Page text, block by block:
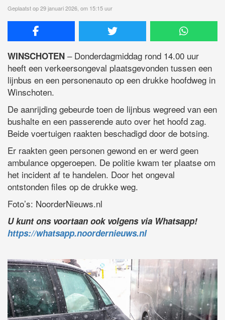
Geplaatst op 29 januari 2026, om 15:15 uur
WINSCHOTEN – Donderdagmiddag rond 14.00 uur
heeft een verkeersongeval plaatsgevonden tussen een
lijnbus en een personenauto op een drukke hoofdweg in
Winschoten.
De aanrijding gebeurde toen de lijnbus wegreed van een
bushalte en een passerende auto over het hoofd zag.
Beide voertuigen raakten beschadigd door de botsing.
Er raakten geen personen gewond en er werd geen
ambulance opgeroepen. De politie kwam ter plaatse om
het incident af te handelen. Door het ongeval
ontstonden files op de drukke weg.
Foto’s: NoorderNieuws.nl
U kunt ons voortaan ook volgens via Whatsapp!
https://whatsapp.noordernieuws.nl